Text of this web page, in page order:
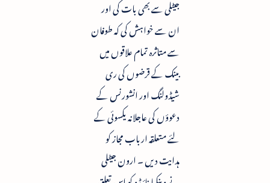
جیٹلی سے بھی بات کی اور
ان سے خواہش کی کہ طوفان
سے متاثرہ تمام علاقوں میں
بینک کے قرضوں کی ری
شیڈولنگ اور انشورنس کے
دعوؤں کی عاجلانہ یکسوئی کے
لئے متعلقہ ارباب مجاز کو
ہدایت دیں ۔ ارون جیٹلی